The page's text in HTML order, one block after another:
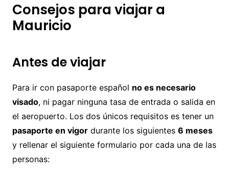
Consejos para viajar a
Mauricio
Antes de viajar
Para ir con pasaporte español no es necesario
visado, ni pagar ninguna tasa de entrada o salida en
el aeropuerto. Los dos únicos requisitos es tener un
pasaporte en vigordurante los siguientes 6 meses
y rellenar el siguiente formulario por cada una de las
personas: